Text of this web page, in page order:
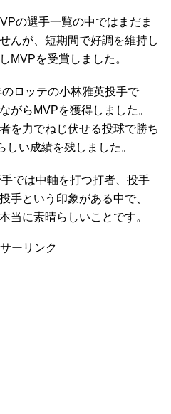
の選手一覧の中ではまだま
んが、短期間で好調を維持し
MVPを受賞しました。
ロッテの小林雅英投手で
がらMVPを獲得しました。
を力でねじ伏せる投球で勝ち
い成績を残しました。
では中軸を打つ打者、投手
手という印象がある中で、
当に素晴らしいことです。
ーリンク